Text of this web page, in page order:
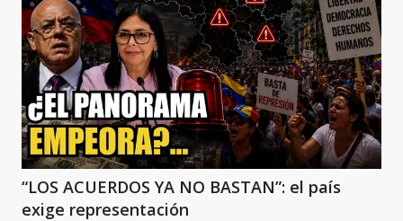
“LOS ACUERDOS YA NO BASTAN”: el país
exige representación